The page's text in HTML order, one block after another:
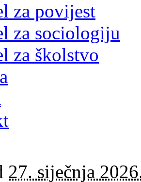
za povijest
za sociologiju
za školstvo
27. siječnja